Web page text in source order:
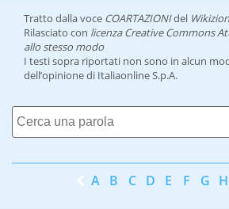
Tratto dalla voce COARTAZIONIdel
Rilasciato con licenza Creative Commons
allo stesso modo
I testi sopra riportati non sono in alcun
dell’opinione di Italiaonline S.p.A.
A B C D E F G H